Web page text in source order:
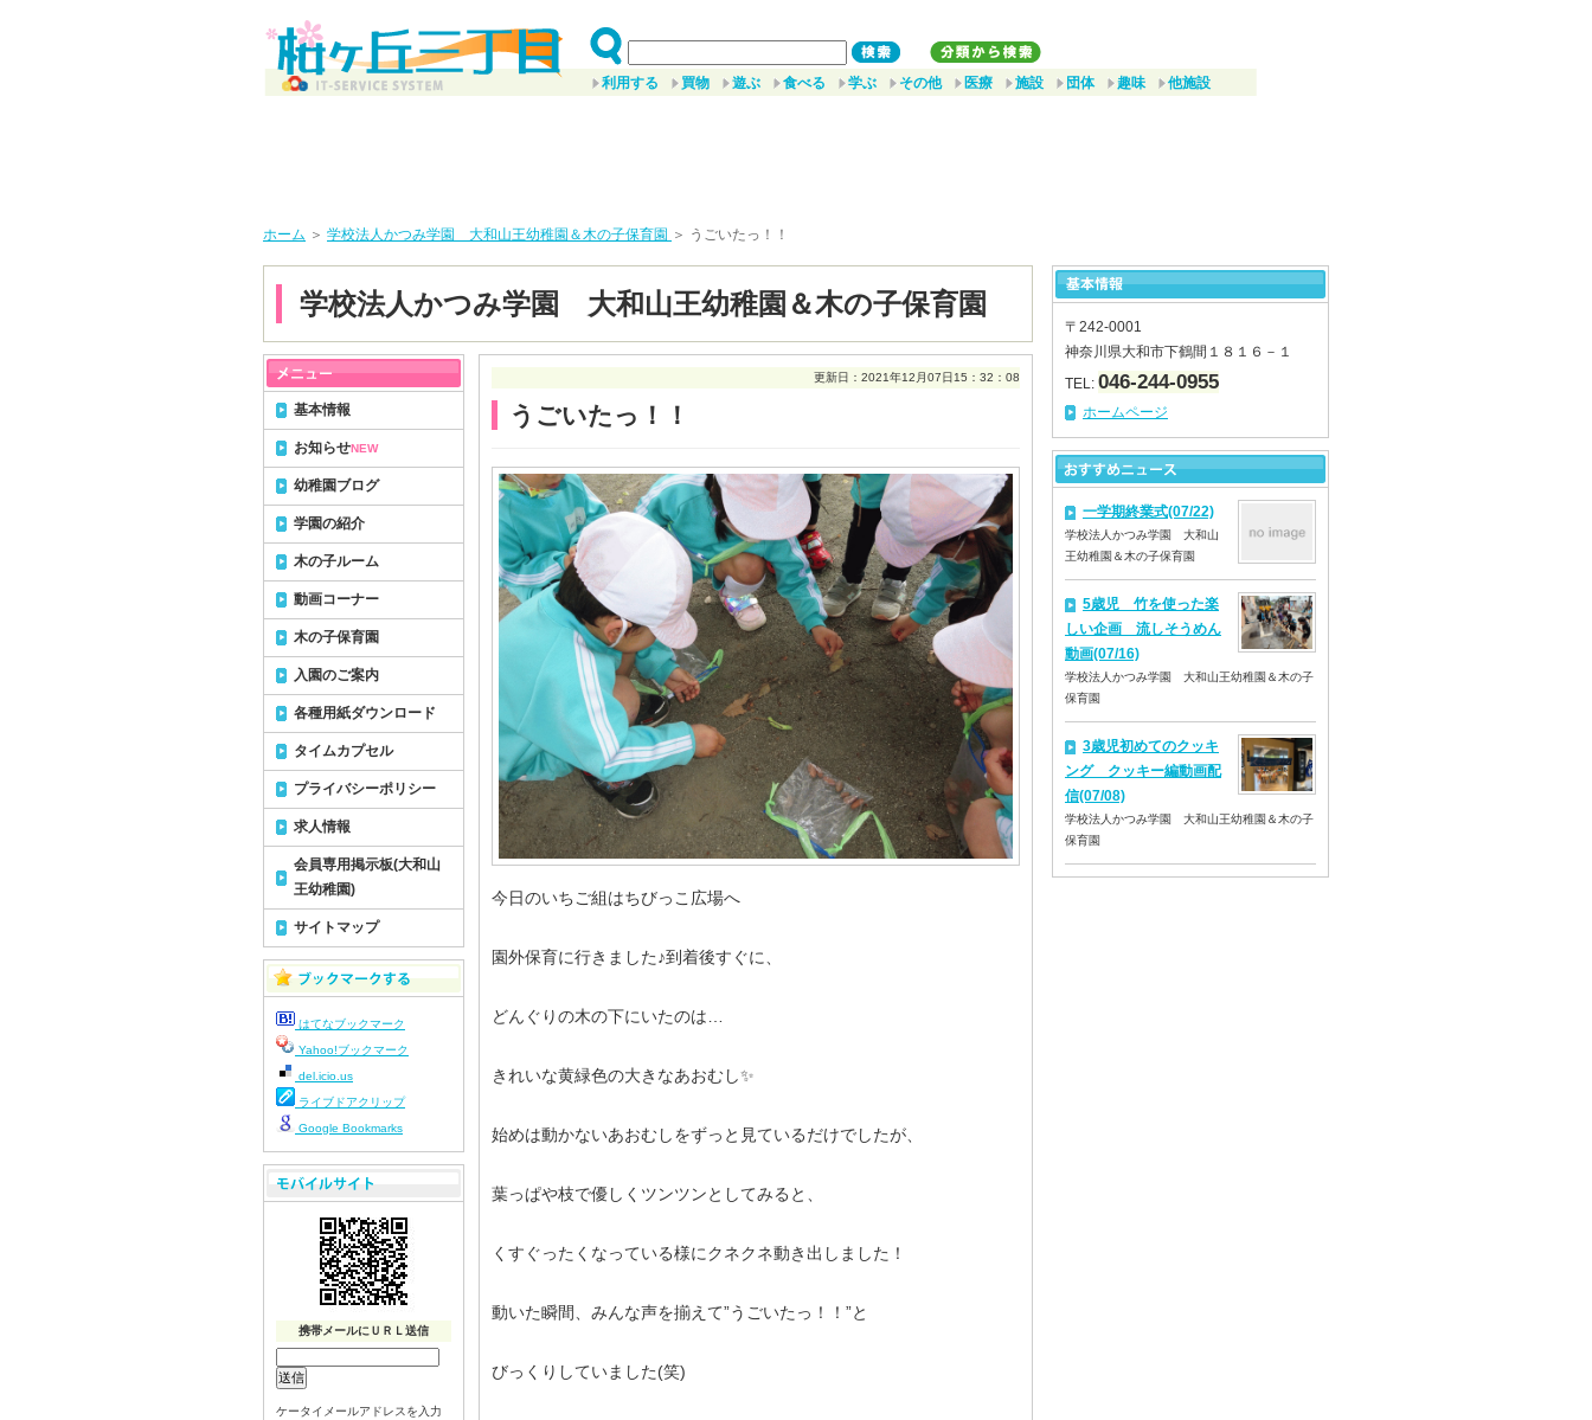
利用する 買物 遊ぶ 食べる 学ぶ その他 医療 施設 団体 趣味 他施設
ホーム ＞ 学校法人かつみ学園 大和山王幼稚園＆木の子保育園 ＞ うごいたっ！！
学校法人かつみ学園 大和山王幼稚園＆木の子保育園
更新日：2021年12月07日15：32：08
うごいたっ！！
今日のいちご組はちびっこ広場へ
園外保育に行きました♪到着後すぐに、
どんぐりの木の下にいたのは…
きれいな黄緑色の大きなあおむし✨
始めは動かないあおむしをずっと見ているだけでしたが、
葉っぱや枝で優しくツンツンとしてみると、
くすぐったくなっている様にクネクネ動き出しました！
動いた瞬間、みんな声を揃えて”うごいたっ！！”と
びっくりしていました(笑)
基本情報
お知らせNEW
幼稚園ブログ
学園の紹介
木の子ルーム
動画コーナー
木の子保育園
入園のご案内
各種用紙ダウンロード
タイムカプセル
プライバシーポリシー
求人情報
会員専用掲示板(大和山
王幼稚園)
サイトマップ
はてなブックマーク
Yahoo!ブックマーク
del.icio.us
ライブドアクリップ
Google Bookmarks
携帯メールにＵＲＬ送信
ケータイメールアドレスを入力
〒242-0001
神奈川県大和市下鶴間１８１６－１
TEL: 046-244-0955
ホームページ
一学期終業式(07/22)
学校法人かつみ学園 大和山
王幼稚園＆木の子保育園
5歳児 竹を使った楽
しい企画 流しそうめん
動画(07/16)
学校法人かつみ学園 大和山王幼稚園＆木の子
保育園
3歳児初めてのクッキ
ング クッキー編動画配
信(07/08)
学校法人かつみ学園 大和山王幼稚園＆木の子
保育園